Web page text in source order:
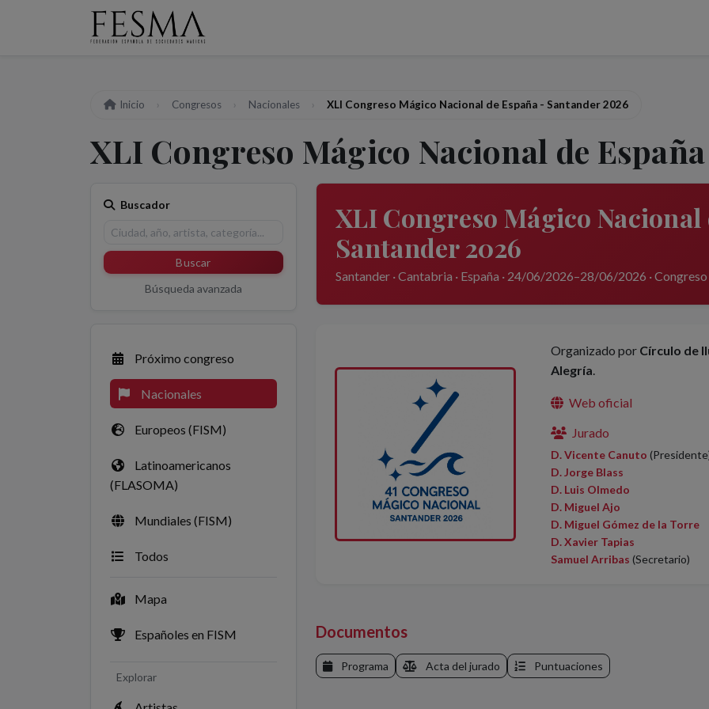
Inicio Congresos Nacionales XLI Congreso Mágico Nacional de España - Santander 2026
XLI Congreso Mágico Nacional de
Buscador
Buscar
Búsqueda avanzada
Próximo congreso
Nacionales
Europeos (FISM)
Latinoamericanos
(FLASOMA)
Mundiales (FISM)
Todos
Mapa
Españoles en FISM
Explorar
XLI Congreso Mágico Nacional
Santander 2026
Santander · Cantabria · España · 24/06/2026–28/06/2026 ·
Organizado por Círculo de
Alegría.
Web oficial
Jurado
D. Vicente Canuto
D. Jorge Blass
D. Luis Olmedo
D. Miguel Ajo
D. Miguel Gómez de la Torre
D. Xavier Tapias
Samuel Arribas (Secretario)
Documentos
Programa Acta del jurado Puntuaciones